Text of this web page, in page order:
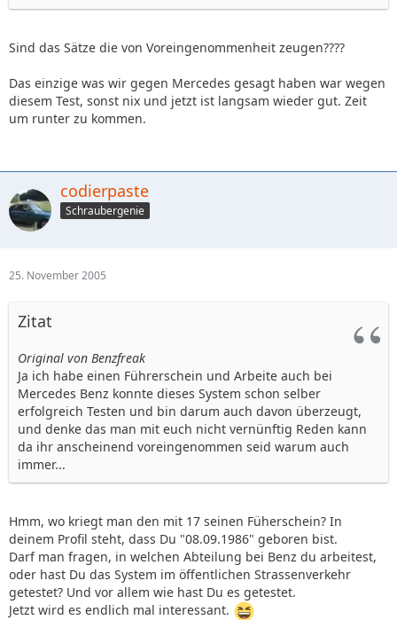
Sind das Sätze die von Voreingenommenheit zeugen????
Das einzige was wir gegen Mercedes gesagt haben war wegen
diesem Test, sonst nix und jetzt ist langsam wieder gut. Zeit
um runter zu kommen.
codierpaste
Schraubergenie
25. November 2005
Zitat
Original von Benzfreak
Ja ich habe einen Führerschein und Arbeite auch bei
Mercedes Benz konnte dieses System schon selber
erfolgreich Testen und bin darum auch davon überzeugt,
und denke das man mit euch nicht vernünftig Reden kann
da ihr anscheinend voreingenommen seid warum auch
immer...
Hmm, wo kriegt man den mit 17 seinen Füherschein? In
deinem Profil steht, dass Du "08.09.1986" geboren bist.
Darf man fragen, in welchen Abteilung bei Benz du arbeitest,
oder hast Du das System im öffentlichen Strassenverkehr
getestet? Und vor allem wie hast Du es getestet.
Jetzt wird es endlich mal interessant.